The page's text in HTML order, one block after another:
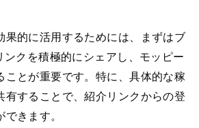
果的に活用するためには、まずはブ
ンクを積極的にシェアし、モッピー
ことが重要です。特に、具体的な稼
有することで、紹介リンクからの登
きます。